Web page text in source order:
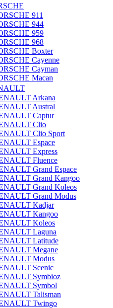
911
944
959
968
Boxter
Cayenne
Cayman
Macan
Arkana
Austral
Captur
Clio
Clio Sport
Espace
Express
Fluence
Grand Espace
Grand Kangoo
Grand Koleos
Grand Modus
Kadjar
Kangoo
Koleos
Laguna
Latitude
Megane
Modus
Scenic
Symbioz
Symbol
Talisman
Twingo